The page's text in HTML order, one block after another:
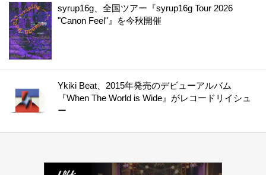
syrup16g、全国ツアー『syrup16g Tour 2026
"Canon Feel"』を今秋開催
Ykiki Beat、2015年発売のデビューアルバム
『When The World is Wide』がレコードリイシュ
ー